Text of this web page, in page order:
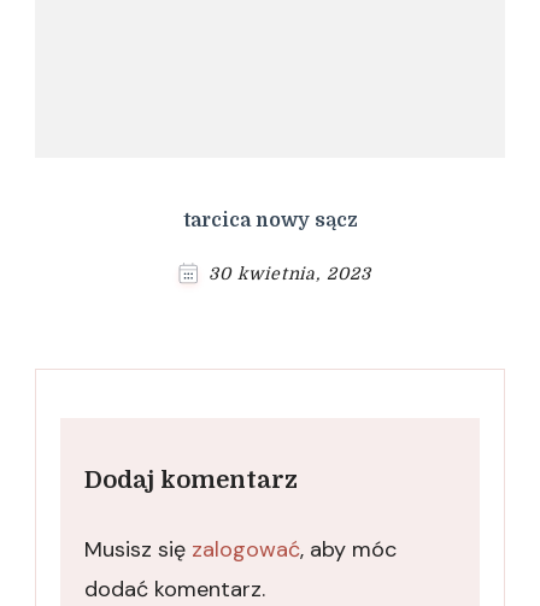
tarcica nowy sącz
30 kwietnia, 2023
Dodaj komentarz
Musisz się zalogować, aby móc
dodać komentarz.